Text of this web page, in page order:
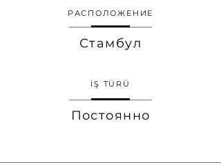
РАСПОЛОЖЕНИЕ
Стамбул
İŞ TÜRÜ
Постоянно